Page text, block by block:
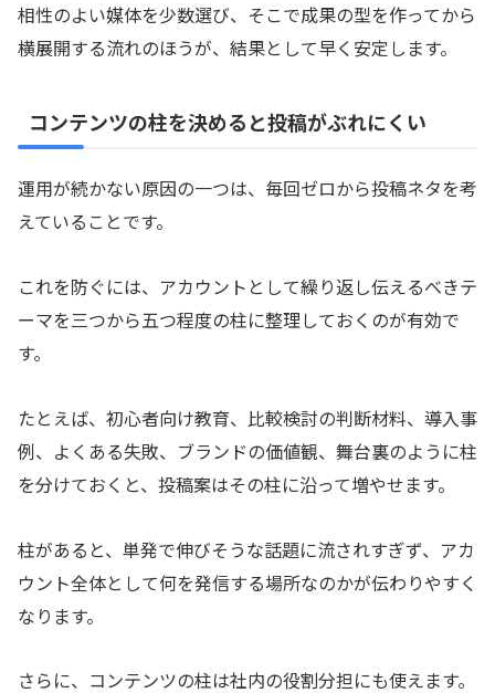
相性のよい媒体を少数選び、そこで成果の型を作ってから
横展開する流れのほうが、結果として早く安定します。
コンテンツの柱を決めると投稿がぶれにくい
運用が続かない原因の一つは、毎回ゼロから投稿ネタを考
えていることです。
これを防ぐには、アカウントとして繰り返し伝えるべきテ
ーマを三つから五つ程度の柱に整理しておくのが有効で
す。
たとえば、初心者向け教育、比較検討の判断材料、導入事
例、よくある失敗、ブランドの価値観、舞台裏のように柱
を分けておくと、投稿案はその柱に沿って増やせます。
柱があると、単発で伸びそうな話題に流されすぎず、アカ
ウント全体として何を発信する場所なのかが伝わりやすく
なります。
さらに、コンテンツの柱は社内の役割分担にも使えます。